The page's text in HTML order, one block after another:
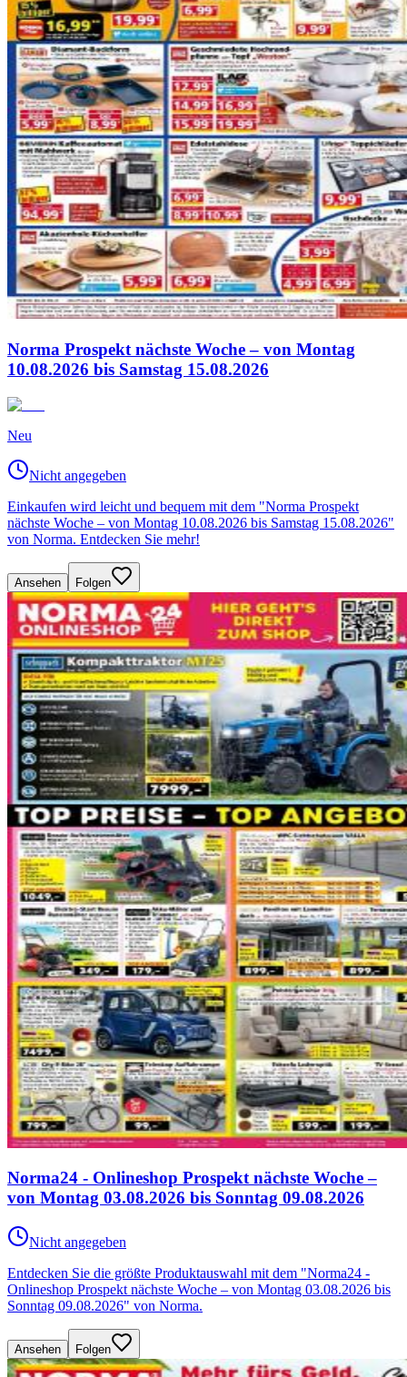
Norma Prospekt nächste Woche – von Montag
10.08.2026 bis Samstag 15.08.2026
Neu
Nicht angegeben
Einkaufen wird leicht und bequem mit dem "Norma Prospekt
nächste Woche – von Montag 10.08.2026 bis Samstag 15.08.2026"
von Norma. Entdecken Sie mehr!
Ansehen Folgen
Norma24 - Onlineshop Prospekt nächste Woche –
von Montag 03.08.2026 bis Sonntag 09.08.2026
Nicht angegeben
Entdecken Sie die größte Produktauswahl mit dem "Norma24 -
Onlineshop Prospekt nächste Woche – von Montag 03.08.2026 bis
Sonntag 09.08.2026" von Norma.
Ansehen Folgen